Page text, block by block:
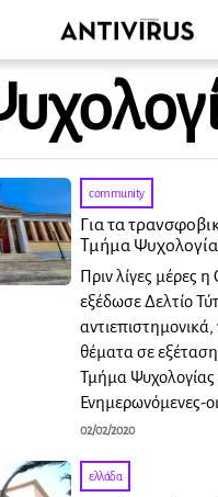
community
Για τα
Τμήμα
Πριν λίγες μέρες
εξέδωσε Δελτίο
θέματα σε
Τμήμα
Ενημερωνόμενες-
02/02/2020
ελλάδα